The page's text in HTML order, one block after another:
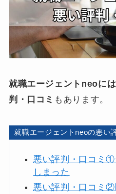
就職エージェントneoに
判・口コミ もあります。
就職エージェントneoの悪い
悪い評判・口コミ①
しまった
悪い評判・口コミ